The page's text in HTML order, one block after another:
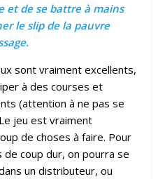
et de se battre à mains
le slip de la pauvre
sont vraiment excellents,
à des courses et
(attention à ne pas se
jeu est vraiment
de choses à faire. Pour
coup dur, on pourra se
un distributeur, ou